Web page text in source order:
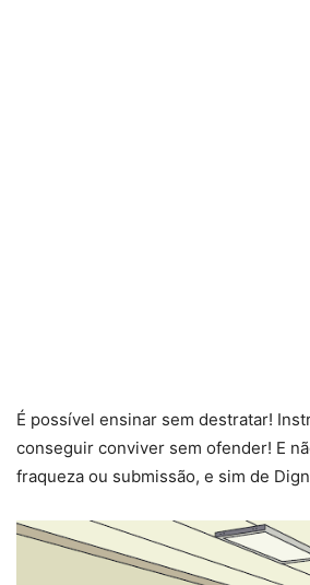
É possível ensinar sem destratar!
conseguir conviver sem ofender! E
fraqueza ou submissão, e sim de